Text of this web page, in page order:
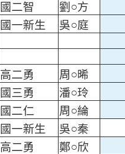
國二智 劉○方
國一新生 吳○庭
高二勇 周○晞
國三勇 潘○玲
國二仁 周○綸
國一新生 吳○秦
高二勇 鄭○欣